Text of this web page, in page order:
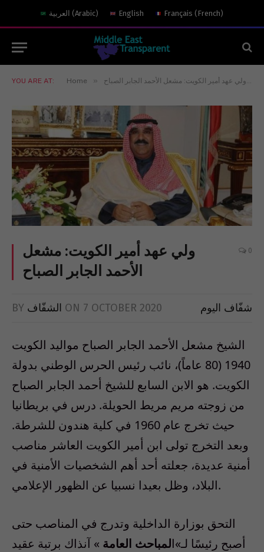
العربية (Arabic) English Français (French)
YOU ARE AT: Home » ولي عهد أمير الكويت: مشعل الأحمد الجابر الصباح
ولي عهد أمير الكويت: مشعل
الأحمد الجابر الصباح
0
BY الشفّاف ON 7 OCTOBER 2020 شفّاف اليوم
الشيخ مشعل الأحمد الجابر الصباح مواليد الكويت
1940 (80 عاماً)، نائب رئيس الحرس الوطني بدولة
الكويت. هو الابن السابع للشيخ أحمد الجابر الصباح
من زوجته مريم مريط الحويلة. درس في بريطانيا
حيث تخرج عام 1960 في كلية هندون للشرطة.
وبعد التخرج تولى ابن أمير الكويت العاشر مناصب
أمنية عديدة، جعلته أحد أهم الشخصيات الأمنية في
البلاد، وظل بعيدا نسبيا عن الظهور الإعلامي.
التحق بوزارة الداخلية وتدرج في المناصب حتى
أصبح رئيسًا لـ»المباحث العامة » آنذاك برتبة عقيد